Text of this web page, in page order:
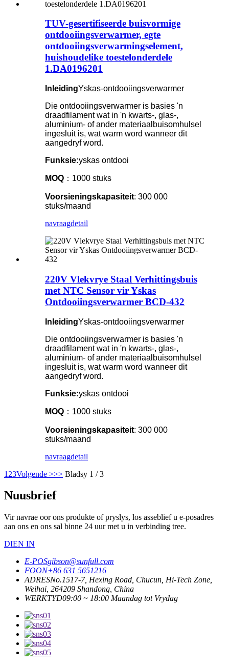
TUV-gesertifiseerde buisvormige
ontdooiingsverwarmer, egte
ontdooiingsverwarmingselement,
huishoudelike toestelonderdele
1.DA0196201
InleidingYskas-ontdooiingsverwarmer
Die ontdooiingsverwarmer is basies 'n
draadfilament wat in 'n kwarts-, glas-,
aluminium- of ander materiaalbuisomhulsel
ingesluit is, wat warm word wanneer dit
aangedryf word.
Funksie:yskas ontdooi
MOQ ：1000 stuks
Voorsieningskapasiteit: 300 000
stuks/maand
navraagdetail
220V Vlekvrye Staal Verhittingsbuis
met NTC Sensor vir Yskas
Ontdooiingsverwarmer BCD-432
InleidingYskas-ontdooiingsverwarmer
Die ontdooiingsverwarmer is basies 'n
draadfilament wat in 'n kwarts-, glas-,
aluminium- of ander materiaalbuisomhulsel
ingesluit is, wat warm word wanneer dit
aangedryf word.
Funksie:yskas ontdooi
MOQ ：1000 stuks
Voorsieningskapasiteit: 300 000
stuks/maand
navraagdetail
1 23Volgende >>> Bladsy 1 / 3
Nuusbrief
Vir navrae oor ons produkte of pryslys, los asseblief u e-posadres
aan ons en ons sal binne 24 uur met u in verbinding tree.
DIEN IN
E-POSgibson@sunfull.com
FOON+86 631 5651216
ADRESNo.1517-7, Hexing Road, Chucun, Hi-Tech Zone,
Weihai, 264209 Shandong, China
WERKTYD09:00 ~ 18:00 Maandag tot Vrydag